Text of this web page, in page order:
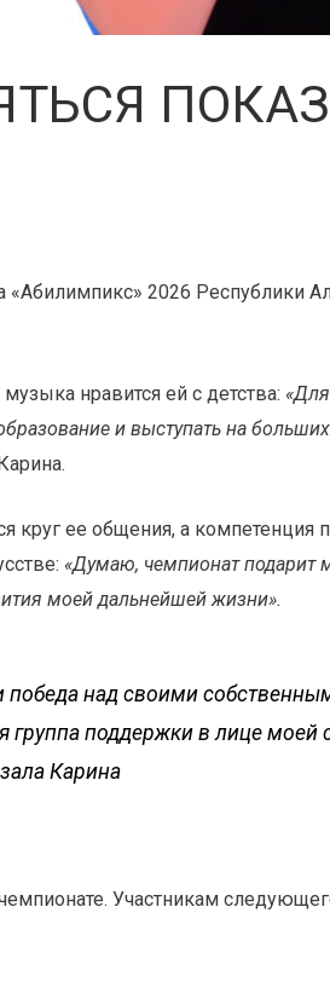
2026 Республики
нравится ей с детства:
и выступать на
круг ее общения, а
«Думаю, чемпионат подарит
моей дальнейшей жизни».
над своими
поддержки в лице моей
Карина
Участникам